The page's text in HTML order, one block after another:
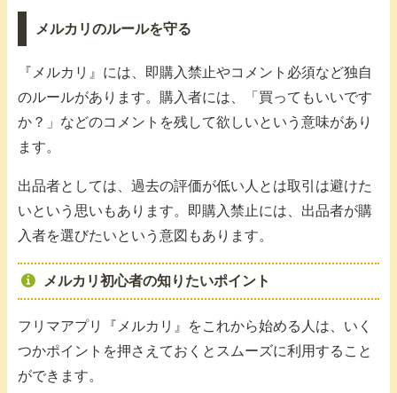
メルカリのルールを守る
『メルカリ』には、即購入禁止やコメント必須など独自
のルールがあります。購入者には、「買ってもいいです
か？」などのコメントを残して欲しいという意味があり
ます。
出品者としては、過去の評価が低い人とは取引は避けた
いという思いもあります。即購入禁止には、出品者が購
入者を選びたいという意図もあります。
メルカリ初心者の知りたいポイント
フリマアプリ『メルカリ』をこれから始める人は、いく
つかポイントを押さえておくとスムーズに利用すること
ができます。